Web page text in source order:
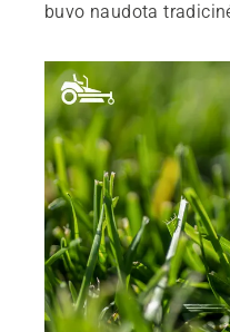
buvo naudota